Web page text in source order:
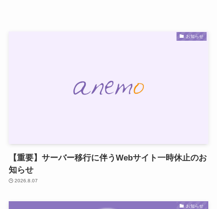
お知らせ
【重要】サーバー移行に伴うWebサイト一時休止のお
知らせ
2026.8.07
お知らせ